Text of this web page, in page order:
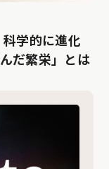
学的に進化
だ繁栄」とは